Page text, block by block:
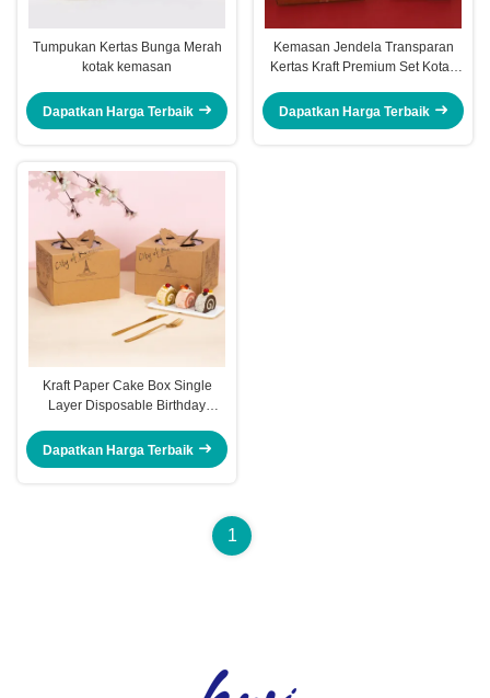
Tumpukan Kertas Bunga Merah
kotak kemasan
Dapatkan Harga Terbaik
Kemasan Jendela Transparan
Kertas Kraft Premium Set Kotak
Donat 6 Sel
Dapatkan Harga Terbaik
Kraft Paper Cake Box Single
Layer Disposable Birthday
Carry Design City Skyline Pattern
Eco Friendly Bakery Box
Dapatkan Harga Terbaik
1